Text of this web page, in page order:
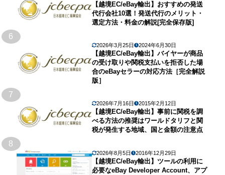
【越境EC/eBay輸出】おすすめの発送
代行会社10選！発送代行のメリット・
選定方法・料金の解説[完全保存版]
6
2026年3月25日 2024年6月30日
【越境EC/eBay輸出】バイヤーが商品
の受け取りや関税支払いを拒否した場
合のeBayセラーの対応方法［完全解説
版］
7
2026年7月16日 2015年2月12日
【越境EC/eBay輸出】事前に関税を調
べる方法の推奨はワールドタリフと関
税が発生する地域、国と金額の注意点
8
2026年8月5日 2016年12月29日
【越境EC/eBay輸出】ツールの利用に
必要なeBay Developer Account、アプ